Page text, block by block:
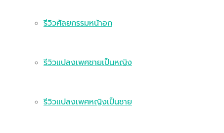
รีวิวศัลยกรรมหน้าอก
รีวิวแปลงเพศชายเป็นหญิง
รีวิวแปลงเพศหญิงเป็นชาย